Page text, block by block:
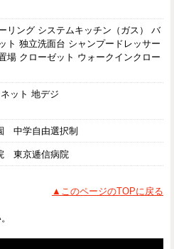
リング システムキッチン（ガス） バ
ト 独立洗面台 シャンプードレッサー
場 クローゼット ウォークインクロー
ット 地デジ
中学自由選択制
東京逓信病院
▲このページのTOPに戻る